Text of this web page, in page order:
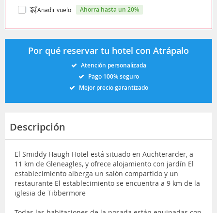
Añadir vuelo ahorra hasta un 20%
Por qué reservar tu hotel con Atrápalo
Atención personalizada
Pago 100% seguro
Mejor precio garantizado
Descripción
El Smiddy Haugh Hotel está situado en Auchterarder, a
11 km de Gleneagles, y ofrece alojamiento con jardín El
establecimiento alberga un salón compartido y un
restaurante El establecimiento se encuentra a 9 km de la
iglesia de Tibbermore